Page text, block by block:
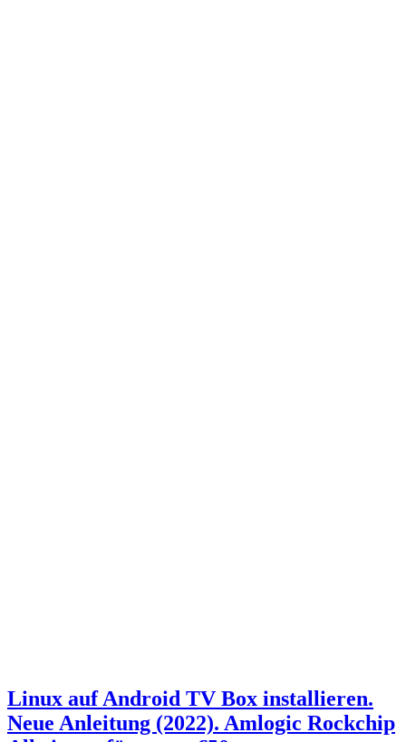
Linux auf Android TV Box installieren.
Neue Anleitung (2022). Amlogic Rockchip